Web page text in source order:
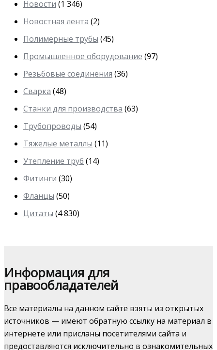
Новости (1 346)
Новостная лента (2)
Полимерные трубы (45)
Промышленное оборудование (97)
Резьбовые соединения (36)
Сварка (48)
Станки для производства (63)
Трубопроводы (54)
Тяжелые металлы (11)
Утепление труб (14)
Фитинги (30)
Фланцы (50)
Цитаты (4 830)
Информация для
правообладателей
Все материалы на данном сайте взяты из открытых
источников — имеют обратную ссылку на материал в
интернете или присланы посетителями сайта и
предоставляются исключительно в ознакомительных